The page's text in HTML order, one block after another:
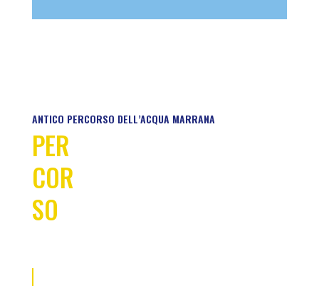
ANTICO PERCORSO DELL’ACQUA MARRANA
PER
COR
SO